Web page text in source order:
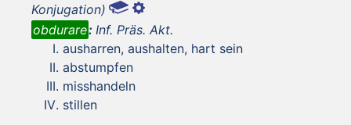
Konjugation)
obdurare: Inf. Präs. Akt.
ausharren, aushalten, hart sein
abstumpfen
misshandeln
stillen